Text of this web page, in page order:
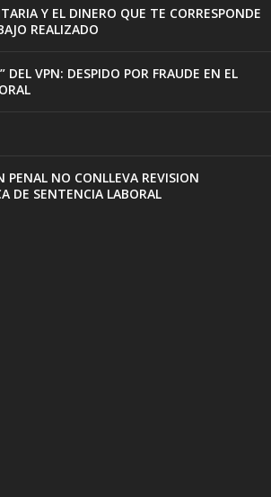
Y EL DINERO QUE TE CORRESPONDE
REALIZADO
DEL VPN: DESPIDO POR FRAUDE EN EL
PENAL NO CONLLEVA REVISION
DE SENTENCIA LABORAL